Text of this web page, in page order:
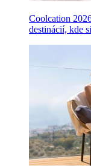
Coolcation
destinácií, kde